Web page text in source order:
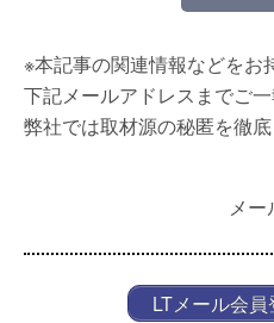
※本記事の関連情報などをお
下記メールアドレスまでご
弊社では取材源の秘匿を徹底
メー
LTメール会